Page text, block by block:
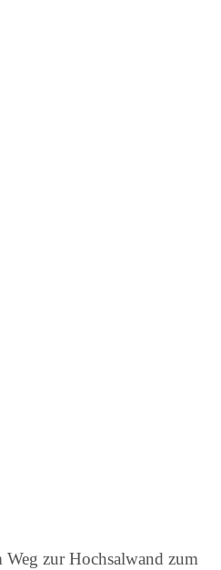
zur Hochsalwand zum